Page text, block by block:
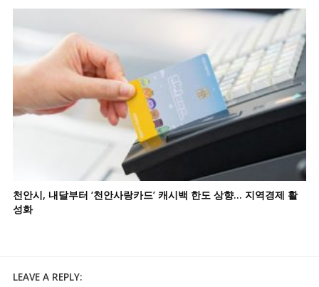
천안시, 내달부터 ‘천안사랑카드’ 캐시백 한도 상향… 지역경제 활
성화
LEAVE A REPLY: